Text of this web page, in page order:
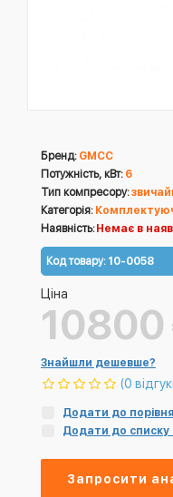
Бренд: GMCC
Потужність, кВт: 6
Тип компресору:
Категорія:
Наявність: Немає в
Код товару: 10-0058
Ціна
10800
Знайшли дешевше?
(0
Додати до
Додати до списку
Запросити